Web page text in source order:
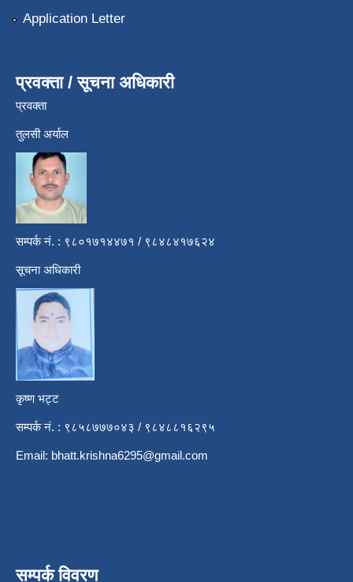
Application Letter
प्रवक्ता / सूचना अधिकारी
प्रवक्ता
तुलसी अर्याल
सम्पर्क नं. : ९८०१७१४४७१ / ९८४८४१७६२४
सूचना अधिकारी
कृष्ण भट्ट
सम्पर्क नं. : ९८५८७७७०४३ / ९८४८८१६२९५
Email: bhatt.krishna6295@gmail.com
सम्पर्क विवरण